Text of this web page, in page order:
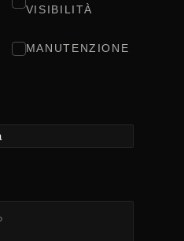
VISIBILITÀ
MANUTENZIONE